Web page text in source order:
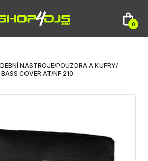
0
NÁSTROJE/POUZDRA A KUFRY/
BASS COVER AT/NF 210